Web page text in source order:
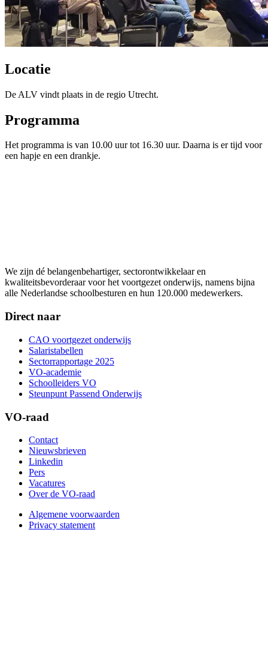
Locatie
De ALV vindt plaats in de regio Utrecht.
Programma
Het programma is van 10.00 uur tot 16.30 uur. Daarna is er tijd voor
een hapje en een drankje.
We zijn dé belangenbehartiger, sectorontwikkelaar en
kwaliteitsbevorderaar voor het voortgezet onderwijs, namens bijna
alle Nederlandse schoolbesturen en hun 120.000 medewerkers.
Direct naar
CAO voortgezet onderwijs
Salaristabellen
Sectorrapportage 2025
VO-academie
Schoolleiders VO
Steunpunt Passend Onderwijs
VO-raad
Contact
Nieuwsbrieven
Linkedin
Pers
Vacatures
Over de VO-raad
Algemene voorwaarden
Privacy statement